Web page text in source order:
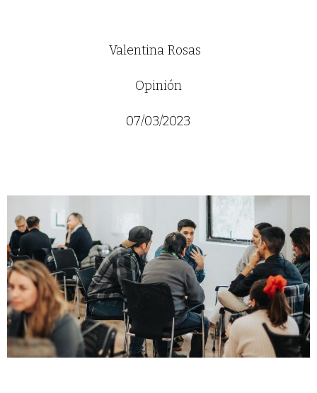
Valentina Rosas
Opinión
07/03/2023